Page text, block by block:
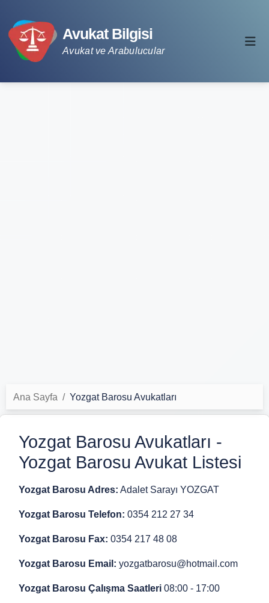
Avukat Bilgisi
Avukat ve Arabulucular
Ana Sayfa Yozgat Barosu Avukatları
Yozgat Barosu Avukatları -
Yozgat Barosu Avukat Listesi
Yozgat Barosu Adres: Adalet Sarayı YOZGAT
Yozgat Barosu Telefon: 0354 212 27 34
Yozgat Barosu Fax: 0354 217 48 08
Yozgat Barosu Email: yozgatbarosu@hotmail.com
Yozgat Barosu Çalışma Saatleri 08:00 - 17:00